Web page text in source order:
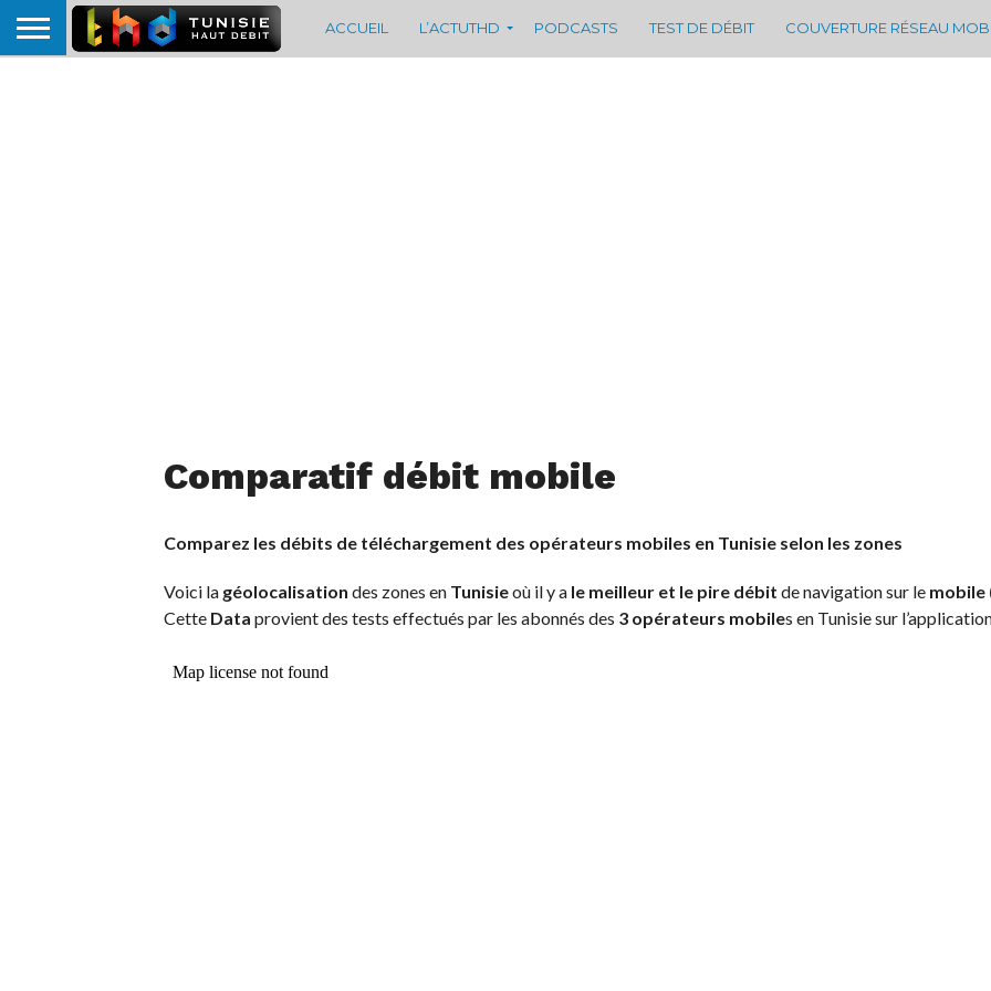
ACCUEIL L’ACTUTHD PODCASTS TEST DE DÉBIT COUVERTURE RÉSEAU
Comparatif débit mobile
Comparez les débits de téléchargement des opérateurs mobiles en Tunisie selon les zones
Voici la géolocalisation des zones en Tunisieoù il y a le meilleur et le pire débit de navigation sur le mobile
Cette Data provient des tests effectués par les abonnés des 3 opérateurs mobiles en Tunisie sur